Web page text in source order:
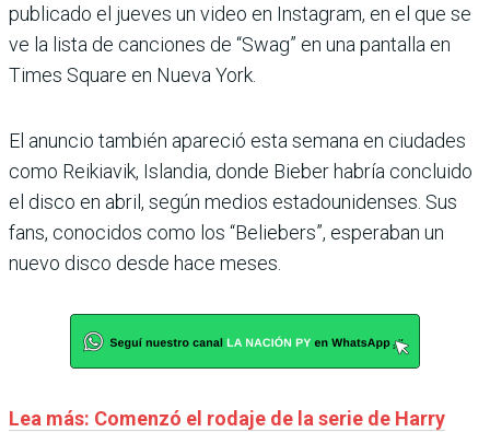
publicado el jueves un video en Instagram, en el que se
ve la lista de canciones de “Swag” en una pantalla en
Times Square en Nueva York.
El anuncio también apareció esta semana en ciudades
como Reikiavik, Islandia, donde Bieber habría concluido
el disco en abril, según medios estadounidenses. Sus
fans, conocidos como los “Beliebers”, esperaban un
nuevo disco desde hace meses.
Lea más: Comenzó el rodaje de la serie de Harry